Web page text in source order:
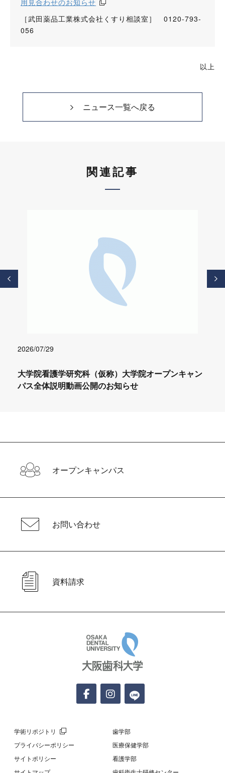
用見合わせのお知らせ
［武田薬品工業株式会社くすり相談室］ 0120-793-
056
以上
ニュース一覧へ戻る
関連記事
2026/07/29
大学院看護学研究科（仮称）大学院オープンキャン
パス全体説明動画公開のお知らせ
オープンキャンパス
お問い合わせ
資料請求
学術リポジトリ
プライバシーポリシー
サイトポリシー
歯学部
医療保健学部
看護学部